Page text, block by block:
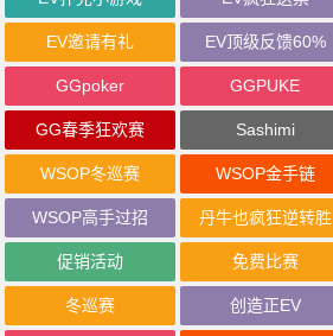
EV邀请有礼 EV顶级反馈60%
GGpoker GGPUKE
GG春季狂欢赛 Sashimi
WSOP冬巡赛 WSOP金手链
WSOP高手过招 丹牛也疯狂逆转胜
促销活动 免费比赛
冬巡赛 创造正EV